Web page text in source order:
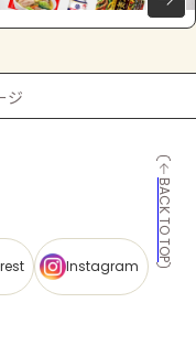
ジ
BACK TO TOP
Instagram